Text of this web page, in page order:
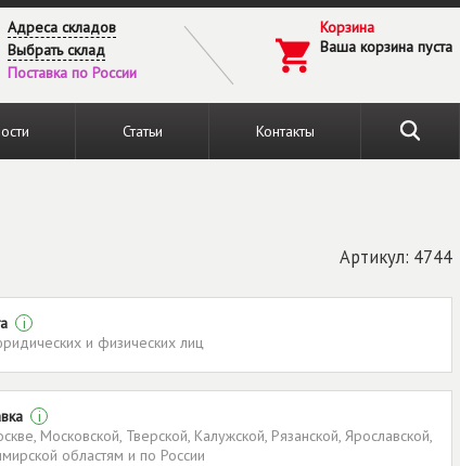
Адреса складов
Выбрать склад
Поставка по России
Корзина
Ваша корзина пуста
Статьи Контакты
Артикул: 4744
i
и физических лиц
i
Московской, Тверской, Калужской, Рязанской, Ярославской,
областям и по России